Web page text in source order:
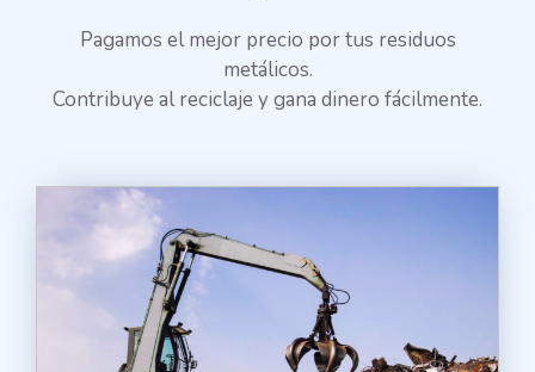
Pagamos el mejor precio por tus residuos
metálicos.
Contribuye al reciclaje y gana dinero fácilmente.